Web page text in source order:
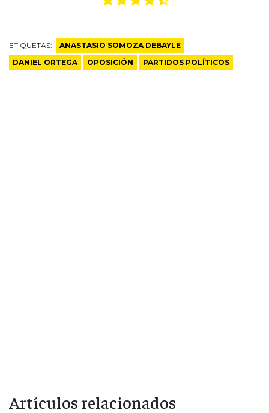
ETIQUETAS:
ANASTASIO SOMOZA DEBAYLE
DANIEL ORTEGA
OPOSICIÓN PARTIDOS POLÍTICOS
Artículos relacionados